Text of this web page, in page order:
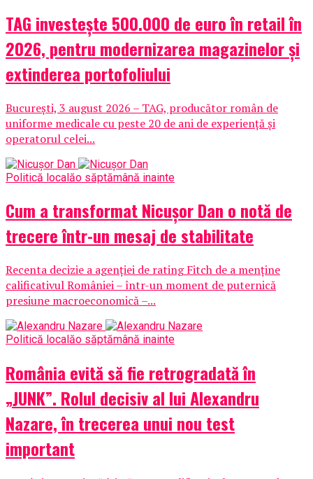
TAG investește 500.000 de euro în retail în
2026, pentru modernizarea magazinelor și
extinderea portofoliului
București, 3 august 2026 – TAG, producător român de
uniforme medicale cu peste 20 de ani de experiență și
operatorul celei...
Politică localăo săptămână inainte
Cum a transformat Nicușor Dan o notă de
trecere într-un mesaj de stabilitate
Recenta decizie a agenției de rating Fitch de a menține
calificativul României – într-un moment de puternică
presiune macroeconomică –...
Politică localăo săptămână inainte
România evită să fie retrogradată în
„JUNK”. Rolul decisiv al lui Alexandru
Nazare, în trecerea unui nou test
important